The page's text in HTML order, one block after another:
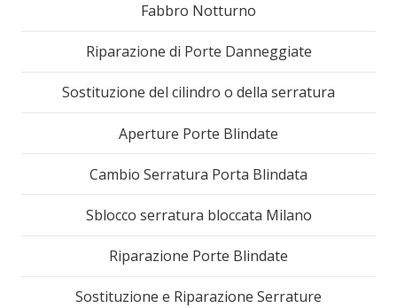
Fabbro Notturno
Riparazione di Porte Danneggiate
Sostituzione del cilindro o della serratura
Aperture Porte Blindate
Cambio Serratura Porta Blindata
Sblocco serratura bloccata Milano
Riparazione Porte Blindate
Sostituzione e Riparazione Serrature